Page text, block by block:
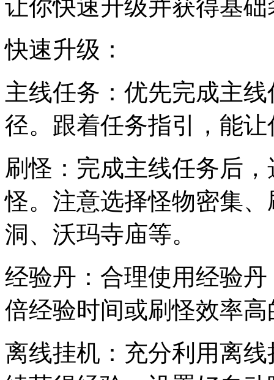
让你快速升级并获得基础
快速升级：
主线任务：优先完成主
径。跟着任务指引，能
刷怪：完成主线任务后
怪。注意选择怪物密集
洞、沃玛寺庙等。
经验丹：合理使用经验
倍经验时间或刷怪效率
离线挂机：充分利用离